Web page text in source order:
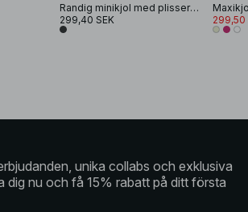
Randig minikjol med plissering
299,40 SEK
299,50
unika collabs och exklusiva
dig nu och få 15% rabatt på ditt första